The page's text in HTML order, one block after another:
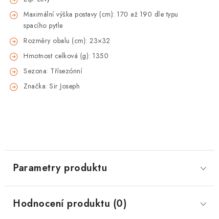
Maximální výška postavy (cm): 170 až 190 dle typu
spacího pytle
Rozměry obalu (cm): 23×32
Hmotnost celková (g): 1350
Sezona: Třísezónní
Značka: Sir Joseph
Parametry produktu
Hodnocení produktu (0)